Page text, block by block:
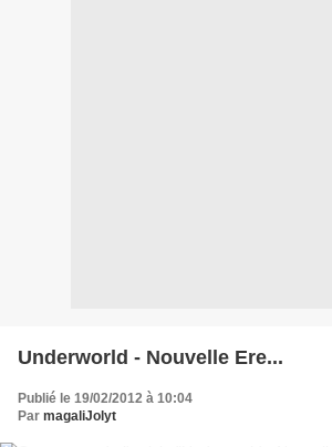
Underworld - Nouvelle Ere...
Publié le 19/02/2012 à 10:04
Par magaliJolyt